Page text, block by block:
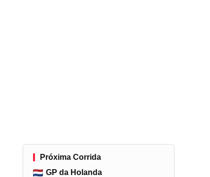
Próxima Corrida
GP da Holanda